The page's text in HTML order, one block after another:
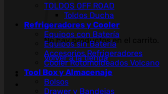
No hay productos en el carrito.
Volver a la tienda
TOLDOS OFF ROAD
Toldos Ducha
Refrigeradores y Cooler
Equipos con Batería
Equipos sin Batería
Accesorios Refrigeradores
Cooler Rotomoldeados Volcano
Tool Box y Almacenaje
Bolsos
Drawer y Bandejas